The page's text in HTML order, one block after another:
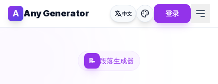
A Any Generator 中文 登录
📝 段落生成器